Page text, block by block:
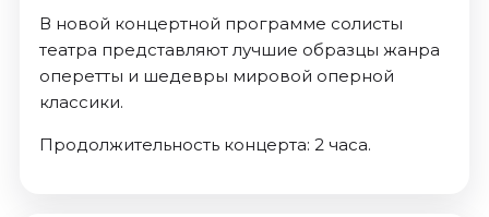
В новой концертной программе солисты
театра представляют лучшие образцы жанра
оперетты и шедевры мировой оперной
классики.
Продолжительность концерта: 2 часа.